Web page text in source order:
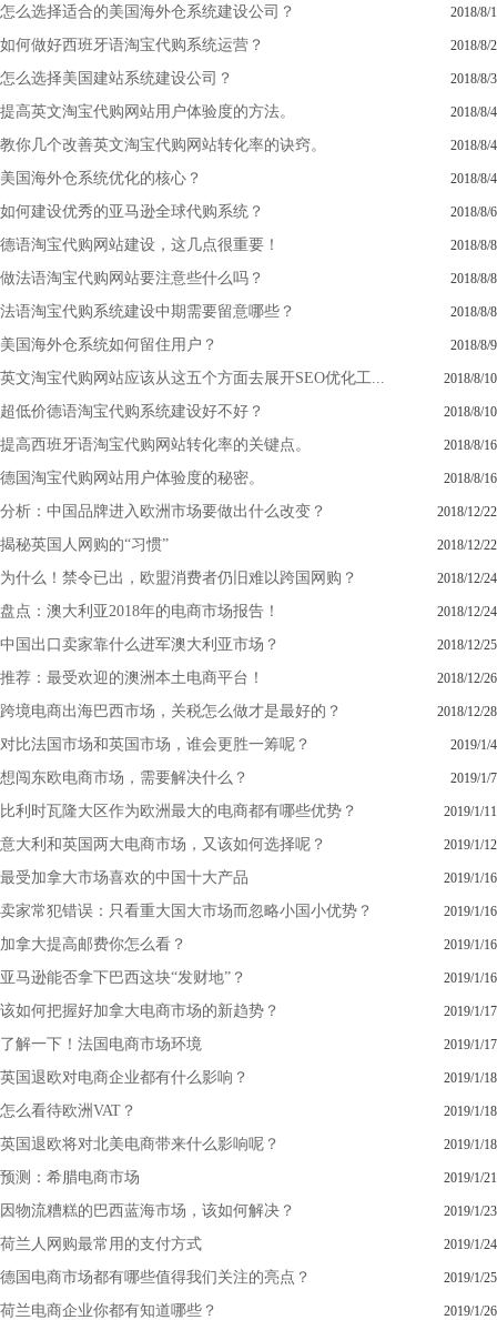
怎么选择适合的美国海外仓系统建设公司？ 2018/8/1
如何做好西班牙语淘宝代购系统运营？ 2018/8/2
怎么选择美国建站系统建设公司？ 2018/8/3
提高英文淘宝代购网站用户体验度的方法。 2018/8/4
教你几个改善英文淘宝代购网站转化率的诀窍。 2018/8/4
美国海外仓系统优化的核心？ 2018/8/4
如何建设优秀的亚马逊全球代购系统？ 2018/8/6
德语淘宝代购网站建设，这几点很重要！ 2018/8/8
做法语淘宝代购网站要注意些什么吗？ 2018/8/8
法语淘宝代购系统建设中期需要留意哪些？ 2018/8/8
美国海外仓系统如何留住用户？ 2018/8/9
英文淘宝代购网站应该从这五个方面去展开SEO优化工... 2018/8/10
超低价德语淘宝代购系统建设好不好？ 2018/8/10
提高西班牙语淘宝代购网站转化率的关键点。 2018/8/16
德国淘宝代购网站用户体验度的秘密。 2018/8/16
分析：中国品牌进入欧洲市场要做出什么改变？ 2018/12/22
揭秘英国人网购的“习惯” 2018/12/22
为什么！禁令已出，欧盟消费者仍旧难以跨国网购？ 2018/12/24
盘点：澳大利亚2018年的电商市场报告！ 2018/12/24
中国出口卖家靠什么进军澳大利亚市场？ 2018/12/25
推荐：最受欢迎的澳洲本土电商平台！ 2018/12/26
跨境电商出海巴西市场，关税怎么做才是最好的？ 2018/12/28
对比法国市场和英国市场，谁会更胜一筹呢？ 2019/1/4
想闯东欧电商市场，需要解决什么？ 2019/1/7
比利时瓦隆大区作为欧洲最大的电商都有哪些优势？ 2019/1/11
意大利和英国两大电商市场，又该如何选择呢？ 2019/1/12
最受加拿大市场喜欢的中国十大产品 2019/1/16
卖家常犯错误：只看重大国大市场而忽略小国小优势？ 2019/1/16
加拿大提高邮费你怎么看？ 2019/1/16
亚马逊能否拿下巴西这块“发财地”？ 2019/1/16
该如何把握好加拿大电商市场的新趋势？ 2019/1/17
了解一下！法国电商市场环境 2019/1/17
英国退欧对电商企业都有什么影响？ 2019/1/18
怎么看待欧洲VAT？ 2019/1/18
英国退欧将对北美电商带来什么影响呢？ 2019/1/18
预测：希腊电商市场 2019/1/21
因物流糟糕的巴西蓝海市场，该如何解决？ 2019/1/23
荷兰人网购最常用的支付方式 2019/1/24
德国电商市场都有哪些值得我们关注的亮点？ 2019/1/25
荷兰电商企业你都有知道哪些？ 2019/1/26